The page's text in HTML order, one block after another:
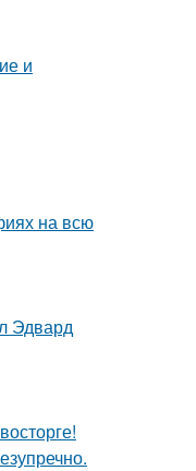
и
на всю
Эдвард